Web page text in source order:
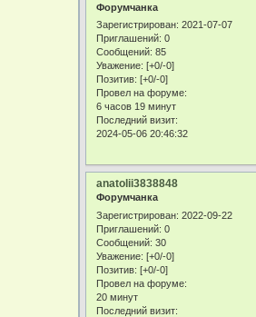
Форумчанка
Зарегистрирован: 2021-07-07
Приглашений: 0
Сообщений: 85
Уважение: [+0/-0]
Позитив: [+0/-0]
Провел на форуме:
6 часов 19 минут
Последний визит:
2024-05-06 20:46:32
anatolii3838848
Форумчанка
Зарегистрирован: 2022-09-22
Приглашений: 0
Сообщений: 30
Уважение: [+0/-0]
Позитив: [+0/-0]
Провел на форуме:
20 минут
Последний визит: